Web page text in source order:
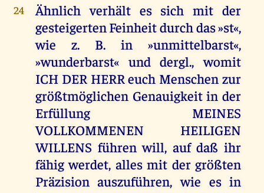
24
Ähnlich verhält es sich mit der
gesteigerten Feinheit durch das »st«,
wie z. B. in »unmittelbarst«,
»wunderbarst« und dergl., womit
ICH DER HERR euch Menschen zur
größtmöglichen Genauigkeit in der
Erfüllung MEINES
VOLLKOMMENEN HEILIGEN
WILLENS führen will, auf daß ihr
fähig werdet, alles mit der größten
Präzision auszuführen, wie es in